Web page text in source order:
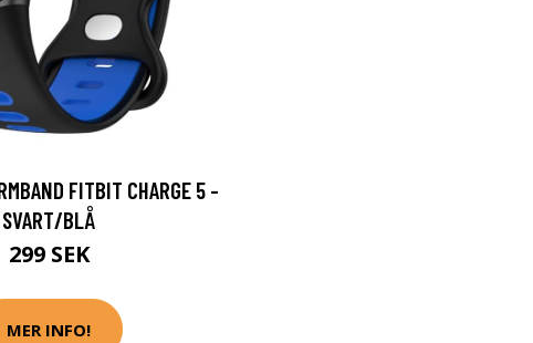
FITBIT CHARGE 5 -
SVART/BLÅ
299 SEK
MER INFO!